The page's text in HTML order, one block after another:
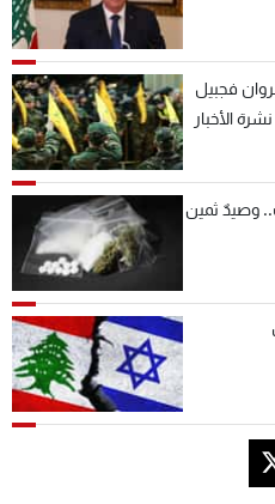
فجبيل
الأخبار
وصيدٌ ثمين